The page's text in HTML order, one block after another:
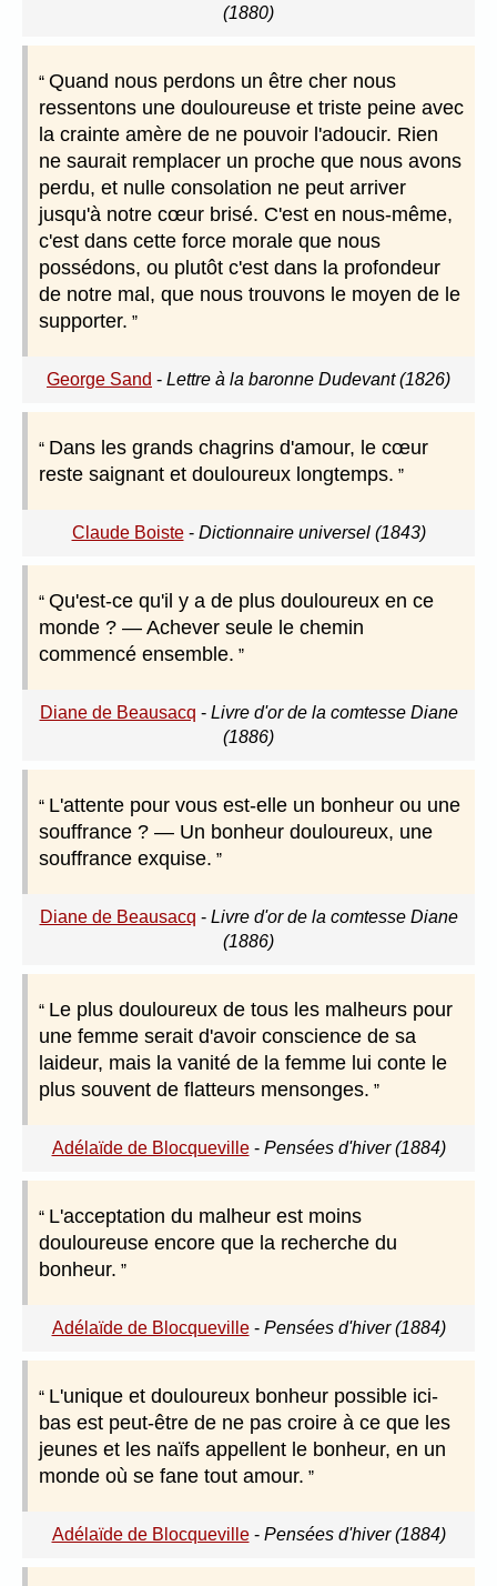
(1880)
Quand nous perdons un être cher nous
ressentons une douloureuse et triste peine avec
la crainte amère de ne pouvoir l'adoucir. Rien
ne saurait remplacer un proche que nous avons
perdu, et nulle consolation ne peut arriver
jusqu'à notre cœur brisé. C'est en nous-même,
c'est dans cette force morale que nous
possédons, ou plutôt c'est dans la profondeur
de notre mal, que nous trouvons le moyen de le
supporter.
George Sand - Lettre à la baronne Dudevant (1826)
Dans les grands chagrins d'amour, le cœur
reste saignant et douloureux longtemps.
Claude Boiste- Dictionnaire universel (1843)
Qu'est-ce qu'il y a de plus douloureux en ce
monde ? — Achever seule le chemin
commencé ensemble.
Diane de Beausacq - Livre d'or de la comtesse Diane
(1886)
L'attente pour vous est-elle un bonheur ou une
souffrance ? — Un bonheur douloureux, une
souffrance exquise.
Diane de Beausacq - Livre d'or de la comtesse Diane
(1886)
Le plus douloureux de tous les malheurs pour
une femme serait d'avoir conscience de sa
laideur, mais la vanité de la femme lui conte le
plus souvent de flatteurs mensonges.
Adélaïde de Blocqueville- Pensées d'hiver (1884)
L'acceptation du malheur est moins
douloureuse encore que la recherche du
bonheur.
Adélaïde de Blocqueville- Pensées d'hiver (1884)
L'unique et douloureux bonheur possible ici-
bas est peut-être de ne pas croire à ce que les
jeunes et les naïfs appellent le bonheur, en un
monde où se fane tout amour.
Adélaïde de Blocqueville- Pensées d'hiver (1884)